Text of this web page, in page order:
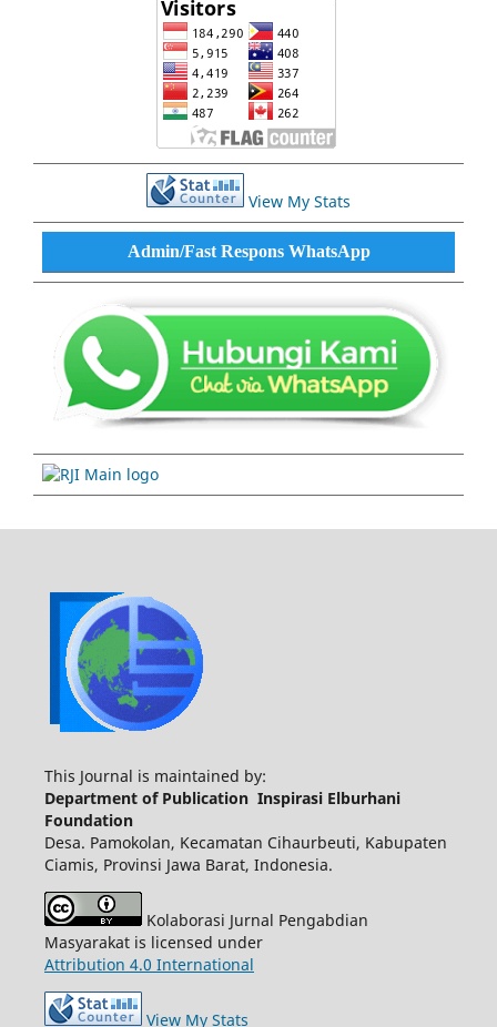
View My Stats
Admin/Fast Respons WhatsApp
This Journal is maintained by:
Department of Publication Inspirasi Elburhani
Foundation
Desa. Pamokolan, Kecamatan Cihaurbeuti, Kabupaten
Ciamis, Provinsi Jawa Barat, Indonesia.
Kolaborasi Jurnal Pengabdian
Masyarakat is licensed under
Attribution 4.0 International
View My Stats